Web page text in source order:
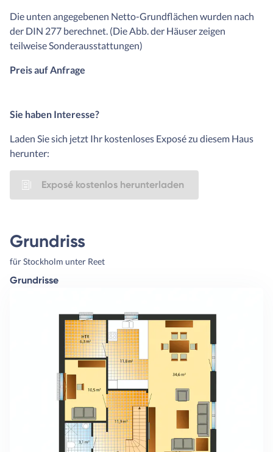
Die unten angegebenen Netto-Grundflächen wurden nach
der DIN 277 berechnet. (Die Abb. der Häuser zeigen
teilweise Sonderausstattungen)
Preis auf Anfrage
Sie haben Interesse?
Laden Sie sich jetzt Ihr kostenloses Exposé zu diesem Haus
herunter:
Exposé kostenlos herunterladen
Grundriss
für Stockholm unter Reet
Grundrisse